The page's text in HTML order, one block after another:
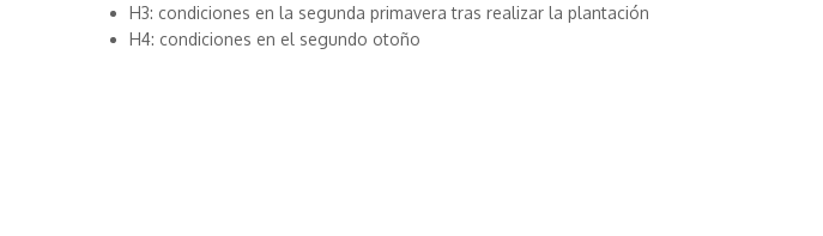
H3: condiciones en la segunda primavera tras realizar la plantación
H4: condiciones en el segundo otoño